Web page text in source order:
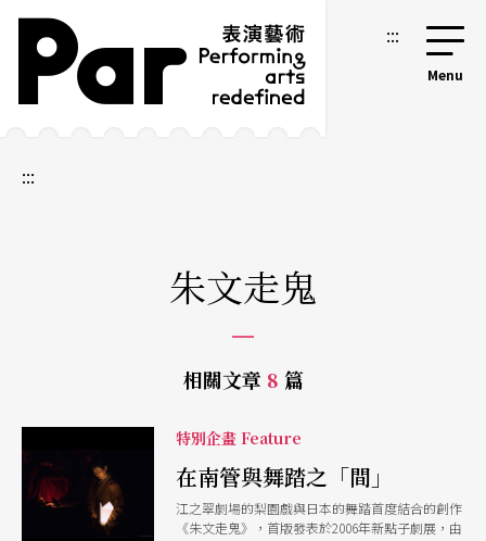
跳到主要內容區塊
網站導覽 :::
:::
朱文走鬼
相關文章 8 篇
特別企畫 Feature
在南管與舞踏之「間」
江之翠劇場的梨園戲與日本的舞踏首度結合的創作
《朱文走鬼》，首版發表於2006年新點子劇展，由